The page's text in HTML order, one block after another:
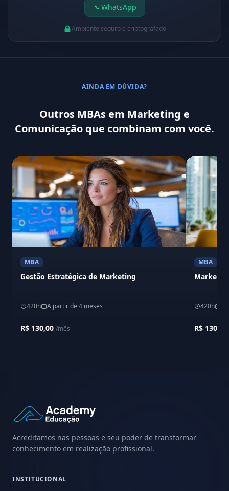
WhatsApp
Ambiente seguro e criptografado
AINDA EM DÚVIDA?
Outros MBAs em Marketing e
Comunicação que combinam com você.
MBA
Gestão Estratégica de Marketing
420h A partir de 4 meses
R$ 130,00 /mês
MBA
420h
R$ 130,00
Acreditamos nas pessoas e seu poder de transformar
conhecimento em realização profissional.
INSTITUCIONAL